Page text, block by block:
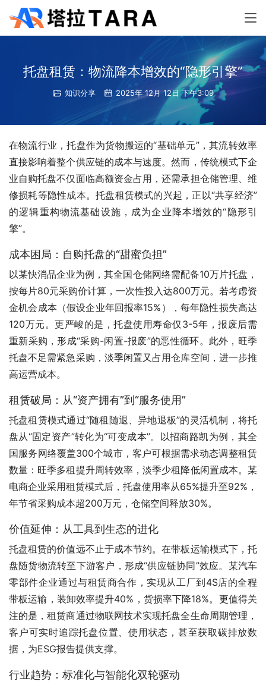
托盘租赁：物流降本增效的“隐形引擎”
知识分享 2025年 12月 12日 下午3:09
在物流行业，托盘作为货物搬运的“基础单元”，其流转效率
直接影响着整个供应链的成本与速度。然而，传统模式下企
业自购托盘不仅面临高额资金占用，还需承担仓储管理、维
修损耗等隐性成本。托盘租赁模式的兴起，正以“共享经济”
的逻辑重构物流基础设施，成为企业降本增效的“隐形引
擎”。
成本困局：自购托盘的“甜蜜负担”
以某快消品企业为例，其全国仓储网络需配备10万片托盘，
按每片80元采购价计算，一次性投入达800万元。若考虑资
金机会成本（假设企业年回报率15%），每年隐性损失高达
120万元。更严峻的是，托盘使用寿命仅3-5年，报废后需
重新采购，形成“采购-闲置-报废”的恶性循环。此外，旺季
托盘不足需紧急采购，淡季闲置又占用仓库空间，进一步推
高运营成本。
租赁破局：从“资产拥有”到“服务使用”
托盘租赁模式通过“随租随退、异地退板”的灵活机制，将托
盘从“固定资产”转化为“可变成本”。以招商路凯为例，其全
国服务网络覆盖300个城市，客户可根据需求动态调整租赁
数量：旺季多租提升周转效率，淡季少租降低闲置成本。某
电商企业采用租赁模式后，托盘使用率从65%提升至92%，
年节省采购成本超200万元，仓储空间释放30%。
价值延伸：从工具到生态的进化
托盘租赁的价值远不止于成本节约。在带板运输模式下，托
盘随货物流转至下游客户，形成“供应链协同”效应。某汽车
零部件企业通过与租赁商合作，实现从工厂到4S店的全程
带板运输，装卸效率提升40%，货损率下降18%。更值得关
注的是，租赁商通过物联网技术实现托盘全生命周期管理，
客户可实时追踪托盘位置、使用状态，甚至获取碳排放数
据，为ESG报告提供支撑。
行业趋势：标准化与智能化双轮驱动